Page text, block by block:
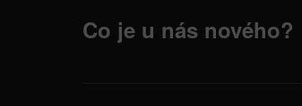
Co je u nás nového?